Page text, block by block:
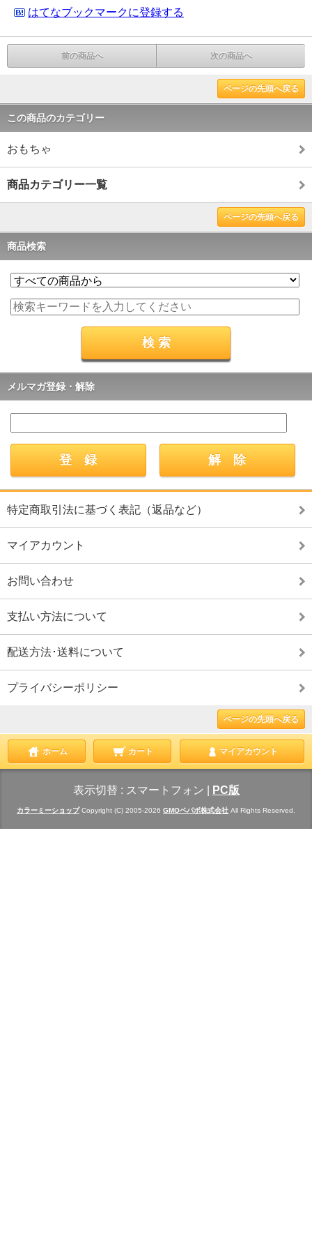
はてなブックマークに登録する
前の商品へ 次の商品へ
ページの先頭へ戻る
この商品のカテゴリー
おもちゃ
商品カテゴリー一覧
ページの先頭へ戻る
商品検索
メルマガ登録・解除
特定商取引法に基づく表記（返品など）
マイアカウント
お問い合わせ
支払い方法について
配送方法･送料について
プライバシーポリシー
ページの先頭へ戻る
ホーム カート マイアカウント
表示切替 : スマートフォン PC版
カラーミーショップ Copyright (C) 2005-2026 GMOペパボ株式会社 All Rights Reserved.